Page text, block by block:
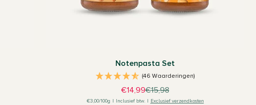
Notenpasta Set
(46 Waarderingen)
Aanbiedingsprijs
€14,99Normale prijs
€15,98
€3,00/100g Inclusief btw. Exclusief verzendkosten